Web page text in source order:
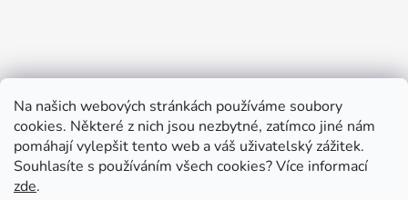
Na našich webových stránkách používáme soubory
cookies. Některé z nich jsou nezbytné, zatímco jiné nám
pomáhají vylepšit tento web a váš uživatelský zážitek.
Souhlasíte s používáním všech cookies?Více informací
zde.